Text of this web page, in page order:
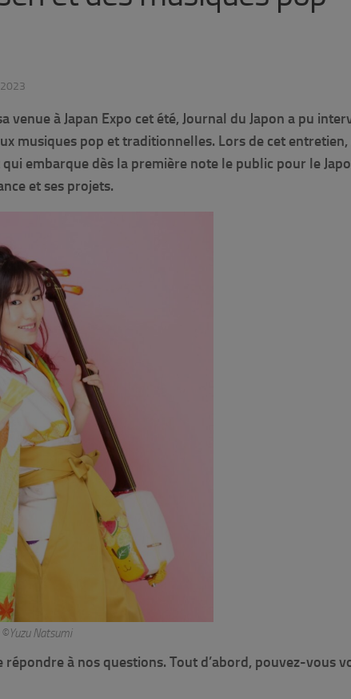
2023
venue à Japan Expo cet été, Journal du Japon a pu
musiques pop et traditionnelles. Lors de cet entretien,
embarque dès la première note le public pour le
et ses projets.
©Yuzu Natsumi
à nos questions. Tout d’abord, pouvez-vous